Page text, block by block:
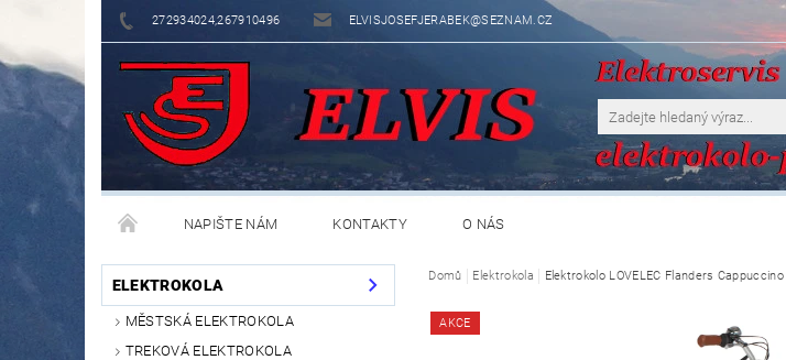
272934024,267910496 ELVISJOSEFJERABEK@SEZNAM.CZ
NAPIŠTE NÁM KONTAKTY O NÁS
ELEKTROKOLA
MĚSTSKÁ ELEKTROKOLA
TREKOVÁ ELEKTROKOLA
Domů Elektrokola Elektrokolo LOVELEC Flanders
AKCE